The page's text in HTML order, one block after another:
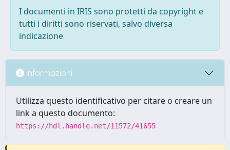
I documenti in IRIS sono protetti da copyright e
tutti i diritti sono riservati, salvo diversa
indicazione
Informazioni
Utilizza questo identificativo per citare o creare un
link a questo documento:
https://hdl.handle.net/11572/41655